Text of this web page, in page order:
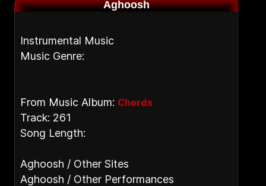
Aghoosh
Instrumental Music
Music Genre:
From Music Album: Chords
Track: 261
Song Length:
Aghoosh / Other Sites
Aghoosh / Other Performances